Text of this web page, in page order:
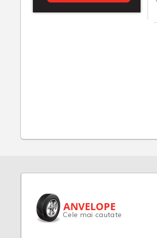
ANVELOPE
Cele mai cautate